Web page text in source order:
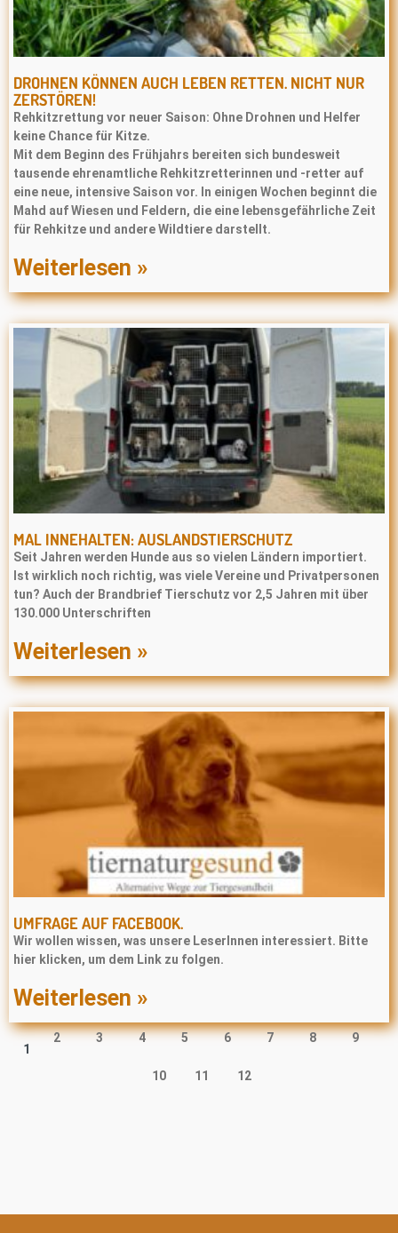
DROHNEN KÖNNEN AUCH LEBEN RETTEN. NICHT NUR
ZERSTÖREN!
Rehkitzrettung vor neuer Saison: Ohne Drohnen und Helfer
keine Chance für Kitze.
Mit dem Beginn des Frühjahrs bereiten sich bundesweit
tausende ehrenamtliche Rehkitzretterinnen und -retter auf
eine neue, intensive Saison vor. In einigen Wochen beginnt die
Mahd auf Wiesen und Feldern, die eine lebensgefährliche Zeit
für Rehkitze und andere Wildtiere darstellt.
Weiterlesen »
MAL INNEHALTEN: AUSLANDSTIERSCHUTZ
Seit Jahren werden Hunde aus so vielen Ländern importiert.
Ist wirklich noch richtig, was viele Vereine und Privatpersonen
tun? Auch der Brandbrief Tierschutz vor 2,5 Jahren mit über
130.000 Unterschriften
Weiterlesen »
UMFRAGE AUF FACEBOOK.
Wir wollen wissen, was unsere LeserInnen interessiert. Bitte
hier klicken, um dem Link zu folgen.
Weiterlesen »
1
2 3 4 5 6 7 8 9
10 11 12